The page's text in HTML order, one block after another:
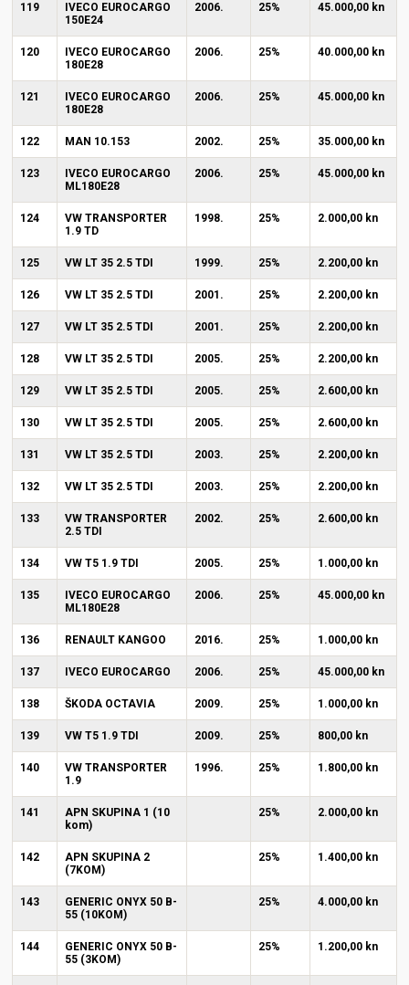
119
IVECO EUROCARGO
150E24
2006. 25% 45.000,00 kn
120
IVECO EUROCARGO
180E28
2006. 25% 40.000,00 kn
121
IVECO EUROCARGO
180E28
2006. 25% 45.000,00 kn
122 MAN 10.153 2002. 25% 35.000,00 kn
123
IVECO EUROCARGO
ML180E28
2006. 25% 45.000,00 kn
124
VW TRANSPORTER
1.9 TD
1998. 25% 2.000,00 kn
125 VW LT 35 2.5 TDI 1999. 25% 2.200,00 kn
126 VW LT 35 2.5 TDI 2001. 25% 2.200,00 kn
127 VW LT 35 2.5 TDI 2001. 25% 2.200,00 kn
128 VW LT 35 2.5 TDI 2005. 25% 2.200,00 kn
129 VW LT 35 2.5 TDI 2005. 25% 2.600,00 kn
130 VW LT 35 2.5 TDI 2005. 25% 2.600,00 kn
131 VW LT 35 2.5 TDI 2003. 25% 2.200,00 kn
132 VW LT 35 2.5 TDI 2003. 25% 2.200,00 kn
133
VW TRANSPORTER
2.5 TDI
2002. 25% 2.600,00 kn
134 VW T5 1.9 TDI 2005. 25% 1.000,00 kn
135
IVECO EUROCARGO
ML180E28
2006. 25% 45.000,00 kn
136 RENAULT KANGOO 2016. 25% 1.000,00 kn
137 IVECO EUROCARGO 2006. 25% 45.000,00 kn
138 ŠKODA OCTAVIA 2009. 25% 1.000,00 kn
139 VW T5 1.9 TDI 2009. 25% 800,00 kn
140
VW TRANSPORTER
1.9
1996. 25% 1.800,00 kn
141
APN SKUPINA 1 (10
kom)
25% 2.000,00 kn
142
APN SKUPINA 2
(7KOM)
25% 1.400,00 kn
143
GENERIC ONYX 50 B-
55 (10KOM)
25% 4.000,00 kn
144
GENERIC ONYX 50 B-
55 (3KOM)
25% 1.200,00 kn